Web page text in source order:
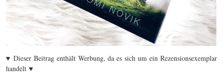
♥ Dieser Beitrag enthält Werbung, da es sich um ein Rezensionsexemplar
handelt ♥